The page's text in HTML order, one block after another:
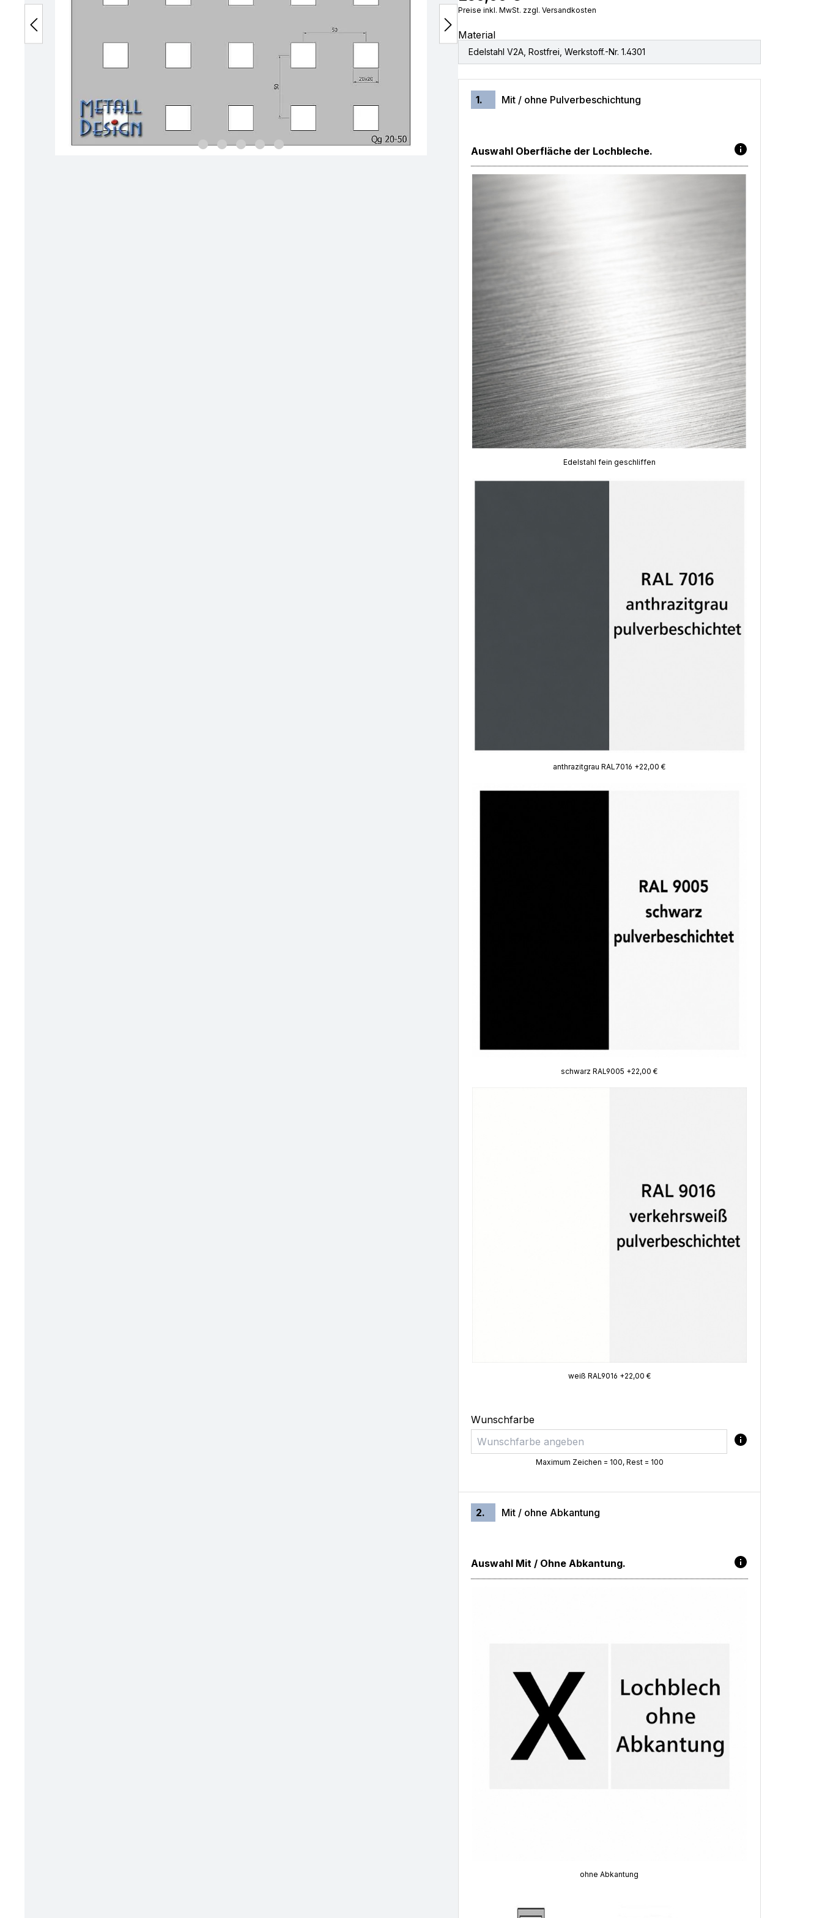
Preise inkl. MwSt. zzgl. Versandkosten
Material
Edelstahl V2A, Rostfrei, Werkstoff.-Nr. 1.4301
1. Mit / ohne Pulverbeschichtung
Auswahl Oberfläche der Lochbleche.
Edelstahl fein geschliffen
anthrazitgrau RAL7016 +22,00 €
schwarz RAL9005 +22,00 €
weiß RAL9016 +22,00 €
Wunschfarbe
Maximum Zeichen = 100, Rest = 100
2. Mit / ohne Abkantung
Auswahl Mit / Ohne Abkantung.
ohne Abkantung